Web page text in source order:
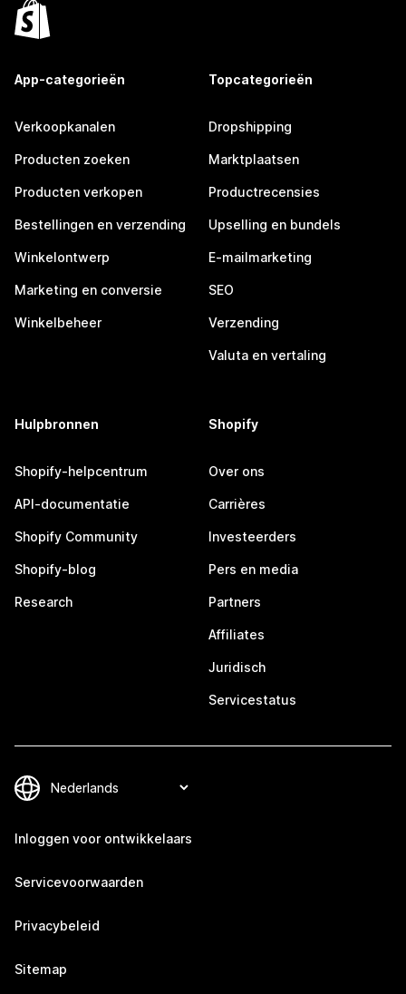
App-categorieën
Verkoopkanalen
Producten zoeken
Producten verkopen
Bestellingen en verzending
Winkelontwerp
Marketing en conversie
Winkelbeheer
Topcategorieën
Dropshipping
Marktplaatsen
Productrecensies
Upselling en bundels
E-mailmarketing
SEO
Verzending
Valuta en vertaling
Hulpbronnen
Shopify-helpcentrum
API-documentatie
Shopify Community
Shopify-blog
Research
Shopify
Over ons
Carrières
Investeerders
Pers en media
Partners
Affiliates
Juridisch
Servicestatus
Inloggen voor ontwikkelaars
Servicevoorwaarden
Privacybeleid
Sitemap